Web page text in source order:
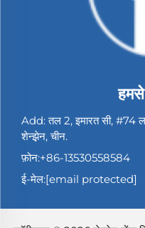
Add: तल 2, इमारत सी, #74
शेन्झ़ेन, चीन.
फ़ोन:+86-13530558584
ई-मेल:[email protected]